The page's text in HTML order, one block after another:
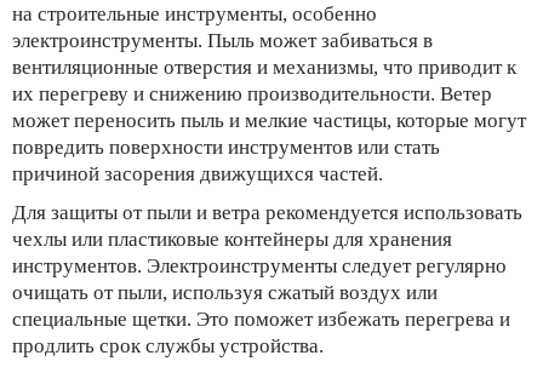
на строительные инструменты, особенно
электроинструменты. Пыль может забиваться в
вентиляционные отверстия и механизмы, что приводит к
их перегреву и снижению производительности. Ветер
может переносить пыль и мелкие частицы, которые могут
повредить поверхности инструментов или стать
причиной засорения движущихся частей.
Для защиты от пыли и ветра рекомендуется использовать
чехлы или пластиковые контейнеры для хранения
инструментов. Электроинструменты следует регулярно
очищать от пыли, используя сжатый воздух или
специальные щетки. Это поможет избежать перегрева и
продлить срок службы устройства.